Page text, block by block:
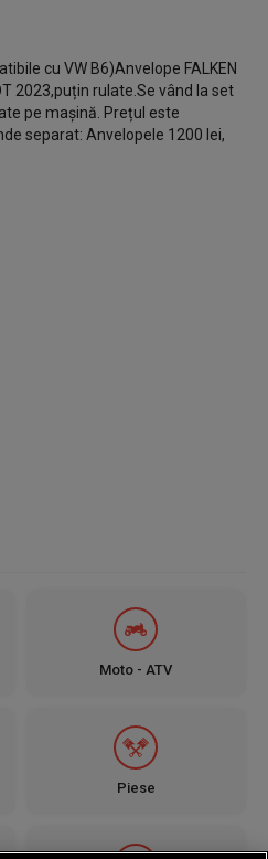
cu VW B6)Anvelope FALKEN
2023,puțin rulate.Se vând la set
pe mașină. Prețul este
separat: Anvelopele 1200 lei,
Moto - ATV
Piese